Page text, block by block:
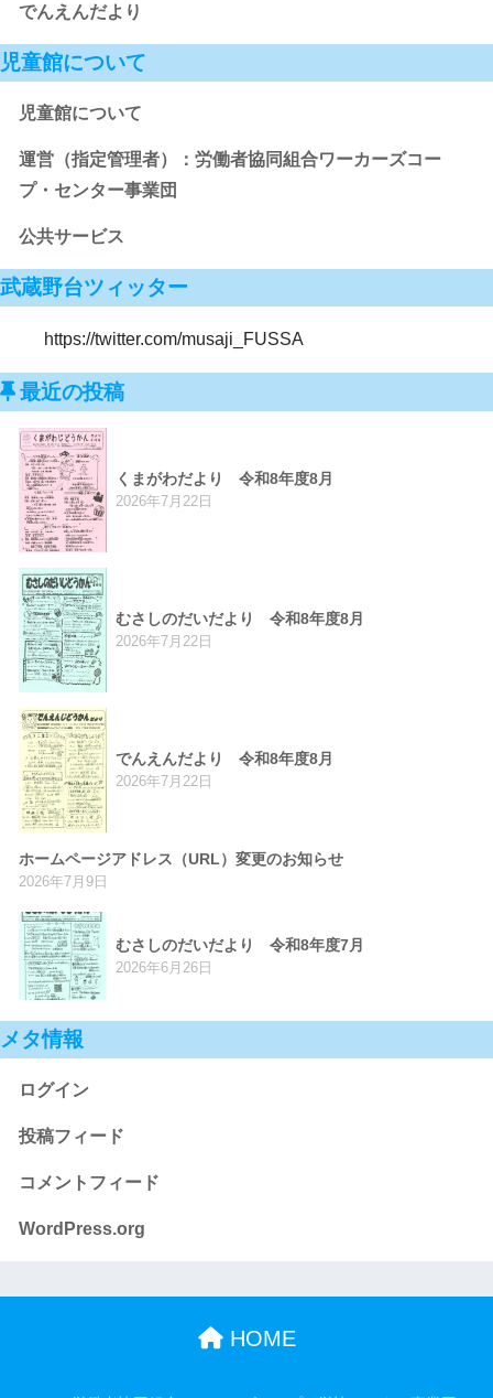
でんえんだより
児童館について
児童館について
運営（指定管理者）：労働者協同組合ワーカーズコー
プ・センター事業団
公共サービス
武蔵野台ツィッター
https://twitter.com/musaji_FUSSA
最近の投稿
くまがわだより 令和8年度8月
2026年7月22日
むさしのだいだより 令和8年度8月
2026年7月22日
でんえんだより 令和8年度8月
2026年7月22日
ホームページアドレス（URL）変更のお知らせ
2026年7月9日
むさしのだいだより 令和8年度7月
2026年6月26日
メタ情報
ログイン
投稿フィード
コメントフィード
WordPress.org
HOME